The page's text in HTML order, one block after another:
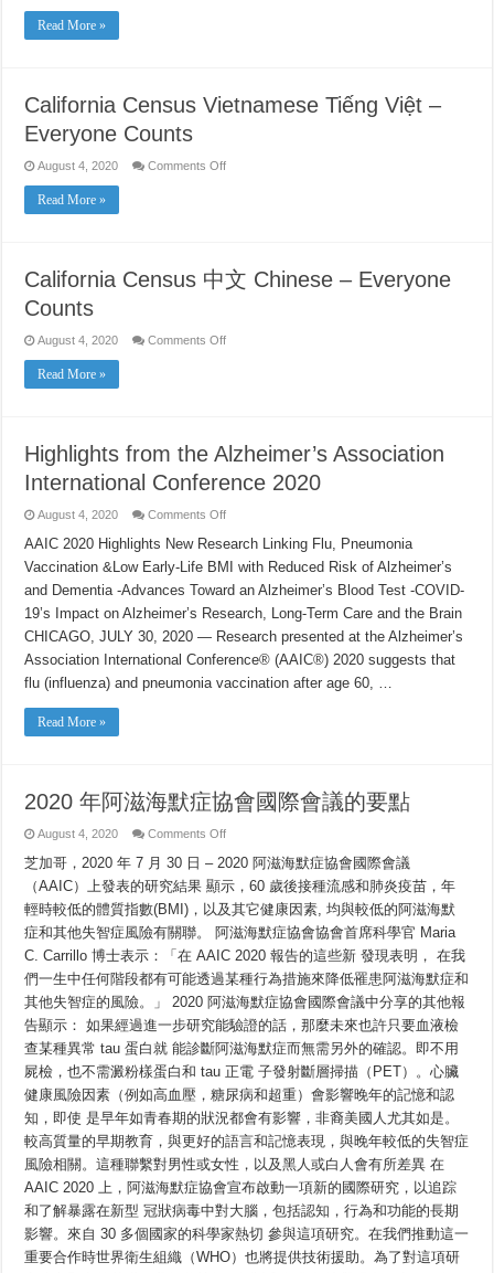
Everyone
Read More »
California Census Vietnamese Tiếng Việt –
Everyone Counts
August 4, 2020 Comments Offon
Counts
Read More »
California Census 中文 Chinese – Everyone
Counts
August 4, 2020 Comments Offon
Counts
Read More »
Highlights from the Alzheimer’s Association
International Conference 2020
August 4, 2020 Comments Offon
from
the
Alzheimer’s
International
Conference
2020
AAIC 2020 Highlights New Research Linking Flu, Pneumonia
Vaccination &Low Early-Life BMI with Reduced Risk of Alzheimer’s
and Dementia -Advances Toward an Alzheimer’s Blood Test -COVID-
19’s Impact on Alzheimer’s Research, Long-Term Care and the Brain
CHICAGO, JULY 30, 2020 — Research presented at the Alzheimer’s
Association International Conference® (AAIC®) 2020 suggests that
flu (influenza) and pneumonia vaccination after age 60, …
Read More »
2020 年阿滋海默症協會國際會議的要點
August 4, 2020 Comments Offon
年
滋
海
默
症
協
會
國
際
會
議
的
要
點
芝加哥，2020 年 7 月 30 日 – 2020 阿滋海默症協會國際會議
（AAIC）上發表的研究結果 顯示，60 歲後接種流感和肺炎疫苗，年
輕時較低的體質指數(BMI)，以及其它健康因素, 均與較低的阿滋海默
症和其他失智症風險有關聯。 阿滋海默症協會協會首席科學官 Maria
C. Carrillo 博士表示：「在 AAIC 2020 報告的這些新 發現表明， 在我
們一生中任何階段都有可能透過某種行為措施來降低罹患阿滋海默症和
其他失智症的風險。」 2020 阿滋海默症協會國際會議中分享的其他報
告顯示： 如果經過進一步研究能驗證的話，那麼未來也許只要血液檢
查某種異常 tau 蛋白就 能診斷阿滋海默症而無需另外的確認。即不用
屍檢，也不需澱粉樣蛋白和 tau 正電 子發射斷層掃描（PET）。心臟
健康風險因素（例如高血壓，糖尿病和超重）會影響晚年的記憶和認
知，即使 是早年如青春期的狀況都會有影響，非裔美國人尤其如是。
較高質量的早期教育，與更好的語言和記憶表現，與晚年較低的失智症
風險相關。這種聯繫對男性或女性，以及黑人或白人會有所差異 在
AAIC 2020 上，阿滋海默症協會宣布啟動一項新的國際研究，以追踪
和了解暴露在新型 冠狀病毒中對大腦，包括認知，行為和功能的長期
影響。來自 30 多個國家的科學家熱切 參與這項研究。在我們推動這一
重要合作時世界衛生組織（WHO）也將提供技術援助。為了對這項研